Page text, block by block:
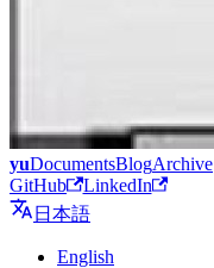
yuDocumentsBlogArchive
GitHub
LinkedIn
日本語
English